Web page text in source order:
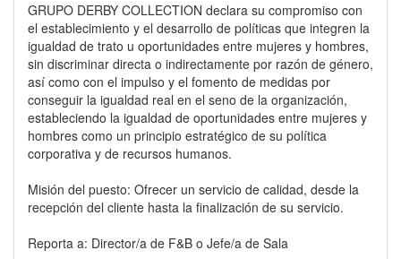
GRUPO DERBY COLLECTION declara su compromiso con
el establecimiento y el desarrollo de políticas que integren la
igualdad de trato u oportunidades entre mujeres y hombres,
sin discriminar directa o indirectamente por razón de género,
así como con el impulso y el fomento de medidas por
conseguir la igualdad real en el seno de la organización,
estableciendo la igualdad de oportunidades entre mujeres y
hombres como un principio estratégico de su política
corporativa y de recursos humanos.
Misión del puesto: Ofrecer un servicio de calidad, desde la
recepción del cliente hasta la finalización de su servicio.
Reporta a: Director/a de F&B o Jefe/a de Sala